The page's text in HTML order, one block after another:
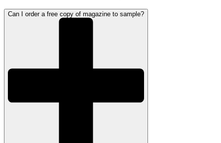
Can I order a free copy of magazine to sample?